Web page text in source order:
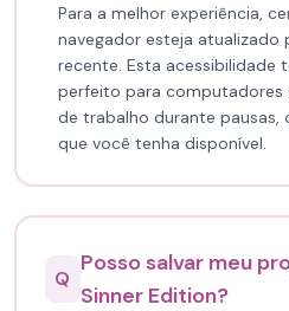
Para a melhor experiência,
navegador esteja atualizado
recente. Esta acessibilidade
perfeito para computadores
de trabalho durante pausas,
que você tenha disponível.
Q
Posso salvar meu
Sinner Edition?